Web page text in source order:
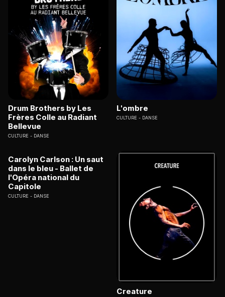
Drum Brothers by Les
Frères Colle au Radiant
Bellevue
CULTURE DANSE
L'ombre
CULTURE DANSE
Carolyn Carlson : Un saut
dans le bleu - Ballet de
l'Opéra national du
Capitole
CULTURE DANSE
Creature